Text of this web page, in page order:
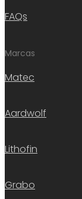
FAQs
Marcas
Matec
Aardwolf
Lithofin
Grabo